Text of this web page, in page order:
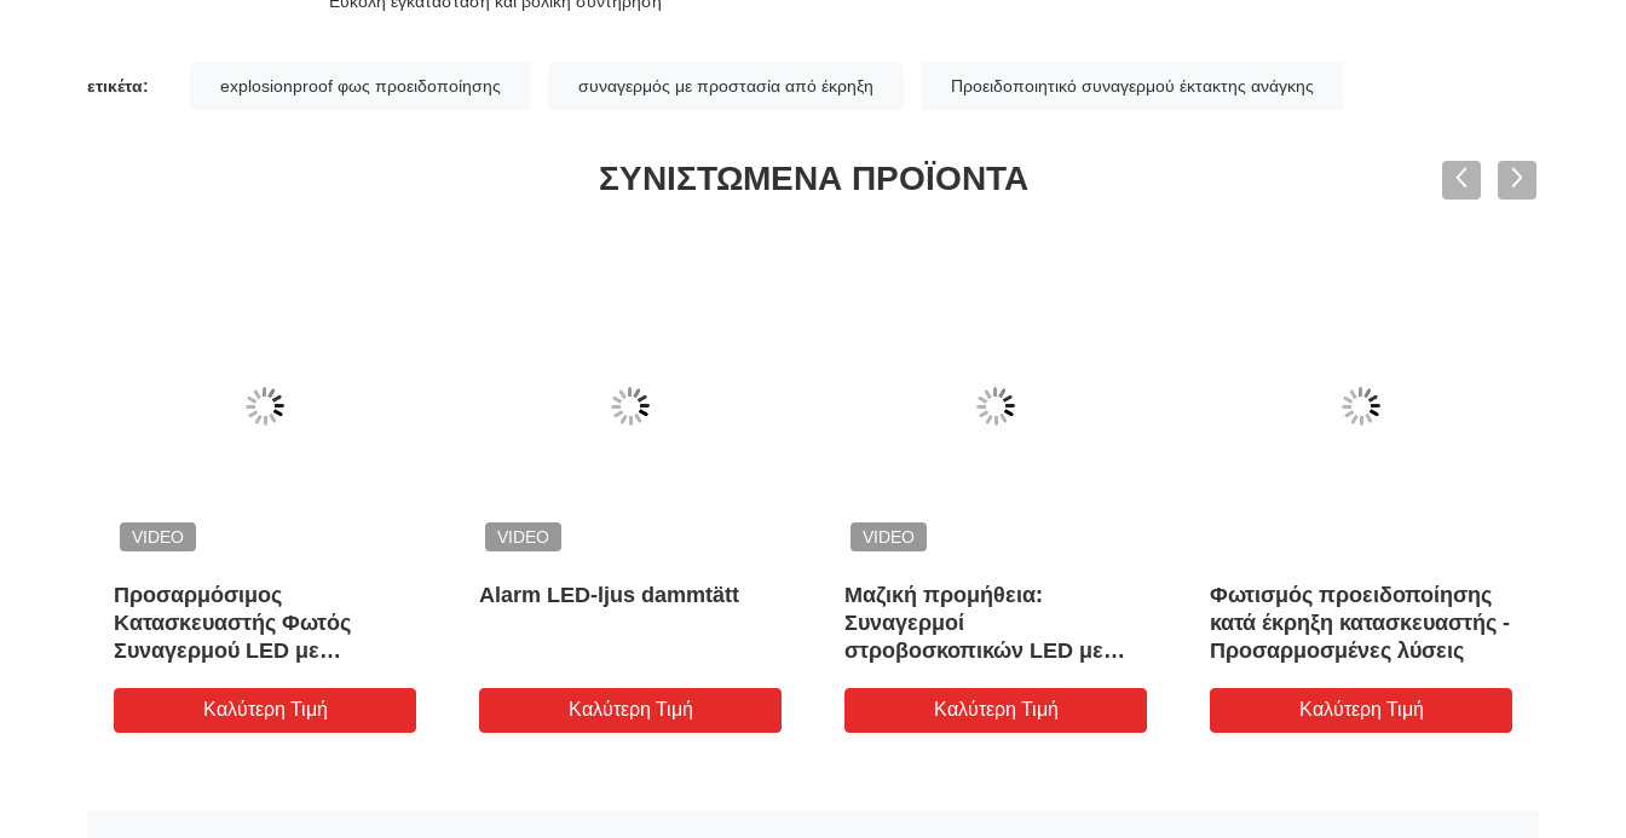
ετικέτα: explosionproof φως προειδοποίησης συναγερμός με προστασία από έκρηξη Προειδοποιητικό συναγερμού έκτακτης ανάγκης
ΣΥΝΙΣΤΏΜΕΝΑ ΠΡΟΪΌΝΤΑ
VIDEO
Προσαρμόσιμος
Κατασκευαστής Φωτός
Συναγερμού LED με
Γρήγορη αποστολή
Καλύτερη Τιμή
VIDEO
Alarm LED-ljus dammtätt
Καλύτερη Τιμή
VIDEO
Μαζική προμήθεια:
Συναγερμοί
στροβοσκοπικών LED με
πολλαπλούς ήχους | Σε
απόθεμα
Καλύτερη Τιμή
Φωτισμός προειδοποίησης
κατά έκρηξη κατασκευαστής -
Προσαρμοσμένες λύσεις
Καλύτερη Τιμή